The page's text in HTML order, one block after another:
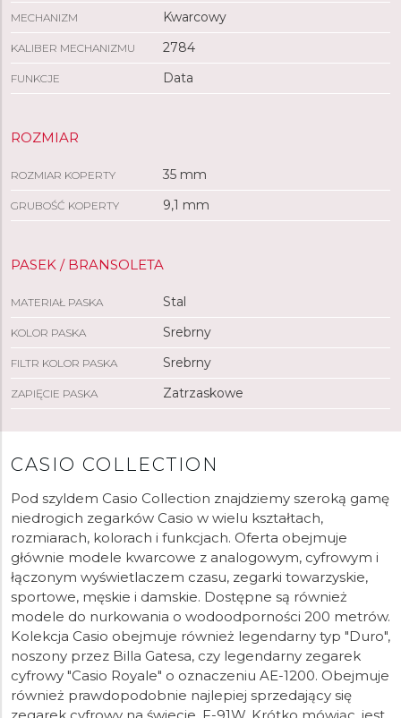
MECHANIZM Kwarcowy
KALIBER MECHANIZMU 2784
FUNKCJE Data
ROZMIAR
ROZMIAR KOPERTY 35 mm
GRUBOŚĆ KOPERTY 9,1 mm
PASEK / BRANSOLETA
MATERIAŁ PASKA Stal
KOLOR PASKA Srebrny
FILTR KOLOR PASKA Srebrny
ZAPIĘCIE PASKA Zatrzaskowe
CASIO COLLECTION
Pod szyldem Casio Collection znajdziemy szeroką gamę
niedrogich zegarków Casio w wielu kształtach,
rozmiarach, kolorach i funkcjach. Oferta obejmuje
głównie modele kwarcowe z analogowym, cyfrowym i
łączonym wyświetlaczem czasu, zegarki towarzyskie,
sportowe, męskie i damskie. Dostępne są również
modele do nurkowania o wodoodporności 200 metrów.
Kolekcja Casio obejmuje również legendarny typ "Duro",
noszony przez Billa Gatesa, czy legendarny zegarek
cyfrowy "Casio Royale" o oznaczeniu AE-1200. Obejmuje
również prawdopodobnie najlepiej sprzedający się